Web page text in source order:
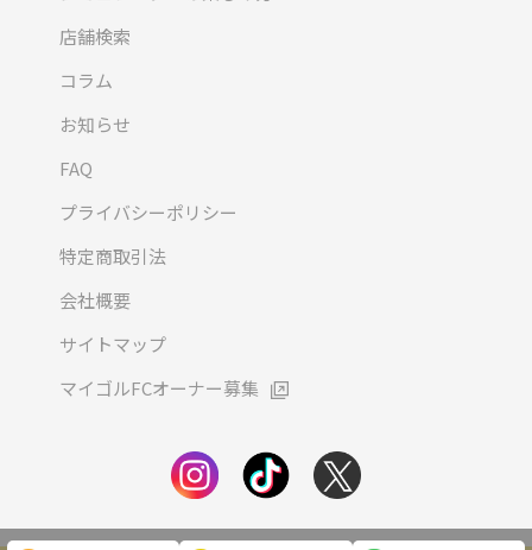
店舗検索
コラム
お知らせ
FAQ
プライバシーポリシー
特定商取引法
会社概要
サイトマップ
マイゴルFCオーナー募集